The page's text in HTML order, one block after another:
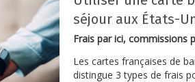
séjour aux États-
Frais par ici, commissions
Les cartes françaises de
distingue 3 types de frais